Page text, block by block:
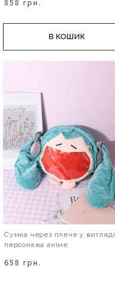
858 грн.
В КОШИК
Сумка через плече у вигляді
персонажа аніме
658 грн.